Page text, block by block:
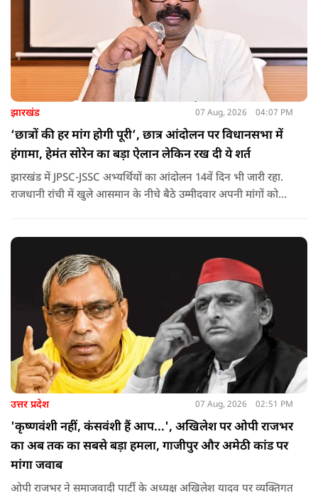
झारखंड 07 Aug, 2026 04:07 PM
‘छात्रों की हर मांग होगी पूरी’, छात्र आंदोलन पर विधानसभा में
हंगामा, हेमंत सोरेन का बड़ा ऐलान लेकिन रख दी ये शर्त
झारखंड में JPSC-JSSC अभ्यर्थियों का आंदोलन 14वें दिन भी जारी रहा.
राजधानी रांची में खुले आसमान के नीचे बैठे उम्मीदवार अपनी मांगों को
उत्तर प्रदेश 07 Aug, 2026 02:51 PM
'कृष्णवंशी नहीं, कंसवंशी हैं आप...', अखिलेश पर ओपी राजभर
का अब तक का सबसे बड़ा हमला, गाजीपुर और अमेठी कांड पर
मांगा जवाब
ओपी राजभर ने समाजवादी पार्टी के अध्यक्ष अखिलेश यादव पर व्यक्तिगत